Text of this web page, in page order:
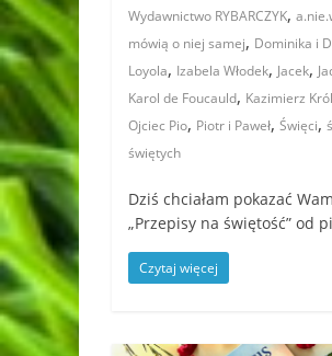
Wydawnictwo RYBARCZYK,
mówią o niej samej, Dominika i
Loyola, Izabela Włodek, Jacek,
Karol de Foucauld, Kazimierz
Ojciec Pio, Piotr i Paweł, Święci,
świętych
Dziś chciałam pokazać
„Przepisy na świętość” od
Czytaj więcej